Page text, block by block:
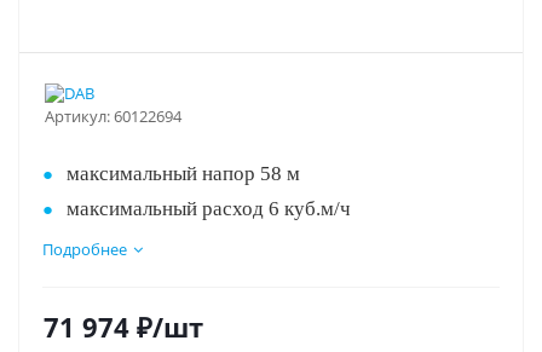
Артикул:60122694
максимальный напор 58 м
максимальный расход 6 куб.м/ч
корпус из нержавеющей стали
Уникален!!!
Подробнее
71 974 ₽/шт